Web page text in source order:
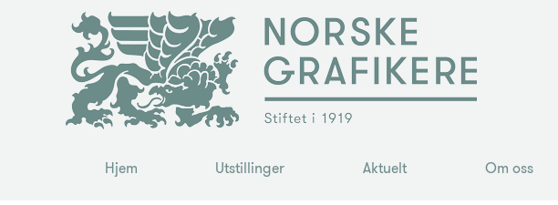
Hjem Utstillinger Aktuelt Om oss
Hjem Utstillinger Aktuelt